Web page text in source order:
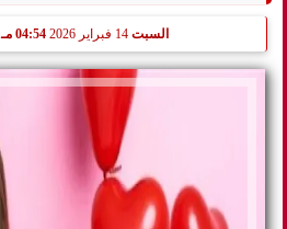
السبت 14 فبراير 2026 04:54 مـ